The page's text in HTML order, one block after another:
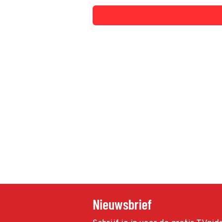
Nieuwsbrief